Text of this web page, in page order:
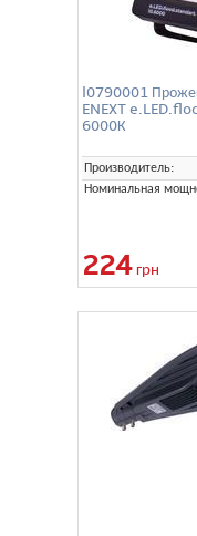
l0790001
ENEXT
6000К
Производитель:
Номинальная
224грн